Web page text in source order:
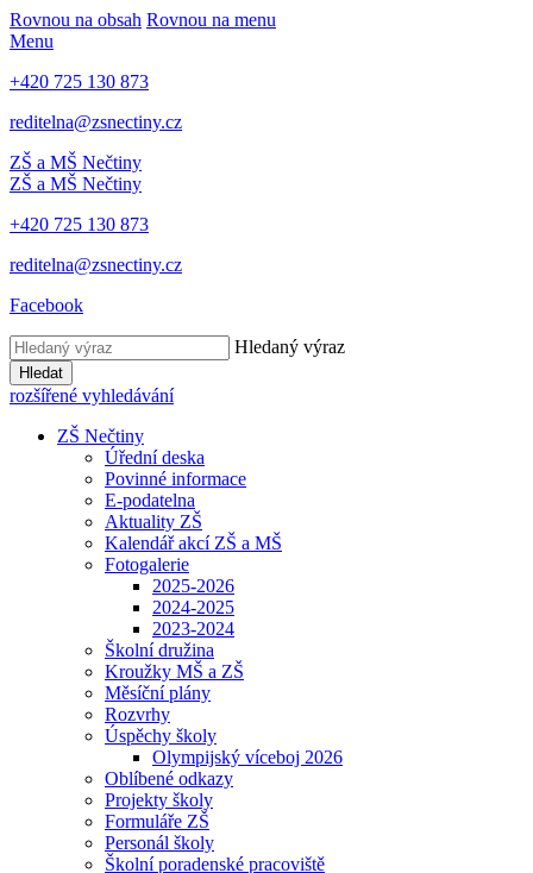
Rovnou na obsah Rovnou na menu
Menu
+420 725 130 873
reditelna@zsnectiny.cz
ZŠ a MŠ Nečtiny
ZŠ a MŠ Nečtiny
+420 725 130 873
reditelna@zsnectiny.cz
Facebook
Hledaný výraz
Hledat
rozšířené vyhledávání
ZŠ Nečtiny
Úřední deska
Povinné informace
E-podatelna
Aktuality ZŠ
Kalendář akcí ZŠ a MŠ
Fotogalerie
2025-2026
2024-2025
2023-2024
Školní družina
Kroužky MŠ a ZŠ
Měsíční plány
Rozvrhy
Úspěchy školy
Olympijský víceboj 2026
Oblíbené odkazy
Projekty školy
Formuláře ZŠ
Personál školy
Školní poradenské pracoviště